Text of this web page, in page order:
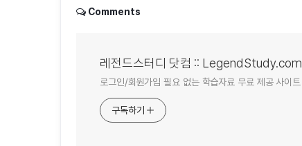
Comments
레전드스터디 닷컴 :: LegendStudy.com
로그인/회원가입 필요 없는 학습자료 무료 제공 사이트
구독하기